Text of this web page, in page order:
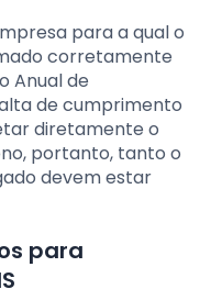
para a qual o
corretamente
Anual de
de cumprimento
diretamente o
portanto, tanto o
devem estar
para